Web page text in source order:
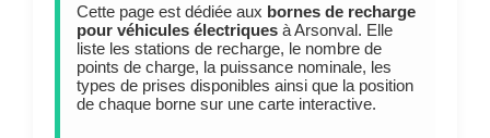
Cette page est dédiée aux bornes de recharge
pour véhicules électriquesà Arsonval. Elle
liste les stations de recharge, le nombre de
points de charge, la puissance nominale, les
types de prises disponibles ainsi que la position
de chaque borne sur une carte interactive.